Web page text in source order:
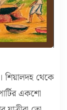
শিয়ালদহ থেকে
একশো